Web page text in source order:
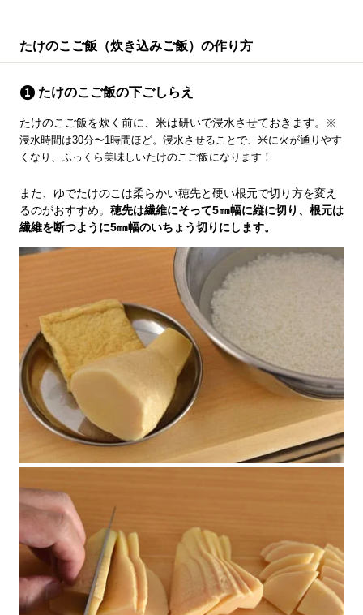
たけのこご飯（炊き込みご飯）の作り方
たけのこご飯の下ごしらえ
たけのこご飯を炊く前に、米は研いで浸水させておきます。
※
浸水時間は30分〜1時間ほど。浸水させることで、米に火が通りやす
くなり、ふっくら美味しいたけのこご飯になります！
また、ゆでたけのこは柔らかい穂先と硬い根元で切り方を変え
るのがおすすめ。 穂先は繊維にそって5㎜幅に縦に切り、根元は
繊維を断つように5㎜幅のいちょう切りにします。